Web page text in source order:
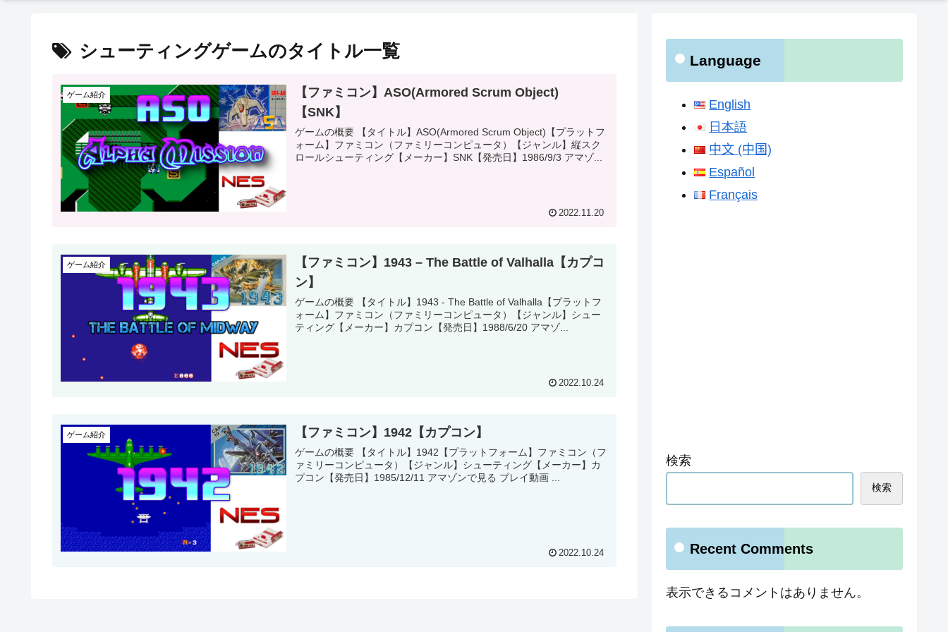
シューティングゲームのタイトル一覧
ゲーム紹介
【ファミコン】ASO(Armored Scrum Object)
【SNK】
ゲームの概要 【タイトル】ASO(Armored Scrum Object)【プラットフ
ォーム】ファミコン（ファミリーコンピュータ）【ジャンル】縦スク
ロールシューティング【メーカー】SNK【発売日】1986/9/3 アマゾ...
2022.11.20
ゲーム紹介
【ファミコン】1943 – The Battle of Valhalla【カプコ
ン】
ゲームの概要 【タイトル】1943 - The Battle of Valhalla【プラットフ
ォーム】ファミコン（ファミリーコンピュータ）【ジャンル】シュー
ティング【メーカー】カプコン【発売日】1988/6/20 アマゾ...
2022.10.24
ゲーム紹介 【ファミコン】1942【カプコン】
ゲームの概要 【タイトル】1942【プラットフォーム】ファミコン（フ
ァミリーコンピュータ）【ジャンル】シューティング【メーカー】カ
プコン【発売日】1985/12/11 アマゾンで見る プレイ動画 ...
2022.10.24
Language
English
日本語
中文 (中国)
Español
Français
検索
検索
Recent Comments
表示できるコメントはありません。